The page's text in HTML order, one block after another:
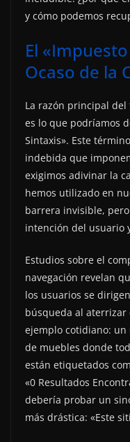
y cómo podemos
El
Ocaso de la
La razón principal
es lo que podríamos
Sintaxis». Este
indebida que
exigimos adivinar la
hemos utilizado en
barrera invisible,
intención del usuario
Estudios sobre el
navegación revelan
los usuarios se
búsqueda al aterrizar
ejemplo cotidiano: un
de muebles donde
están etiquetados
«0 Resultados
debería probar un
más drástica: «Este